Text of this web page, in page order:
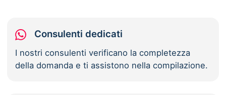
Consulenti dedicati
I nostri consulenti verificano la completezza
della domanda e ti assistono nella compilazione.